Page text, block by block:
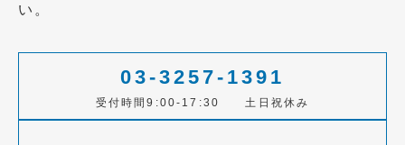
い。
03-3257-1391
受付時間9:00-17:30 土日祝休み